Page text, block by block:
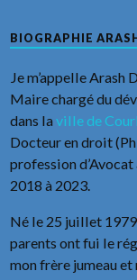
BIOGRAPHIE
Je m’appelle Arash
Maire chargé du
dans laville de
Docteur en droit
profession
2018 à 2023.
Né le 25 juillet 1979
parents ont fui le
mon frère jumeau